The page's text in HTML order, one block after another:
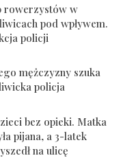
rowerzystów w
pod wpływem.
policji
mężczyzny szuka
policja
bez opieki. Matka
pijana, a 3-latek
na ulicę